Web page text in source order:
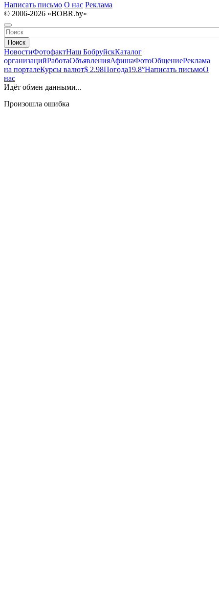
Написать письмо О нас Реклама
© 2006-2026 «BOBR.by»
Поиск
НовостиФотофактНаш БобруйскКаталог
организацийРаботаОбъявленияАфишаФотоОбщениеРеклама
на порталеКурсы валют$ 2.98Погода19.8°Написать письмоО
нас
Идёт обмен данными...
Произошла ошибка